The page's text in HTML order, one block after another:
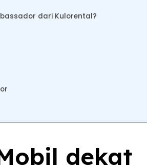
dari Kulorental?
dekat